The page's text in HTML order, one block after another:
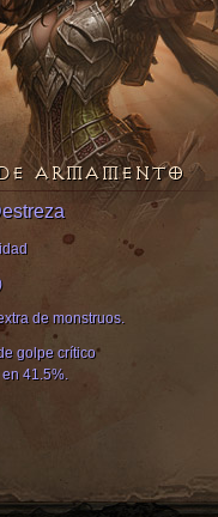
ARMAMENTO
de monstruos.
golpe crítico
41.5%.